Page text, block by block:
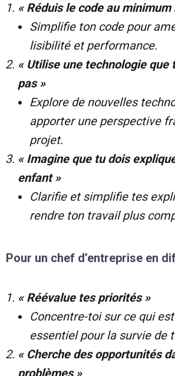
« Réduis le code au
Simplifie ton code pour
lisibilité et performance.
« Utilise une technologie que
pas »
Explore de nouvelles
apporter une perspective
projet.
« Imagine que tu dois
enfant »
Clarifie et simplifie tes
rendre ton travail plus
Pour un chef d’entreprise en
« Réévalue tes priorités »
Concentre-toi sur ce qui
essentiel pour la survie de
« Cherche des opportunités
problèmes »